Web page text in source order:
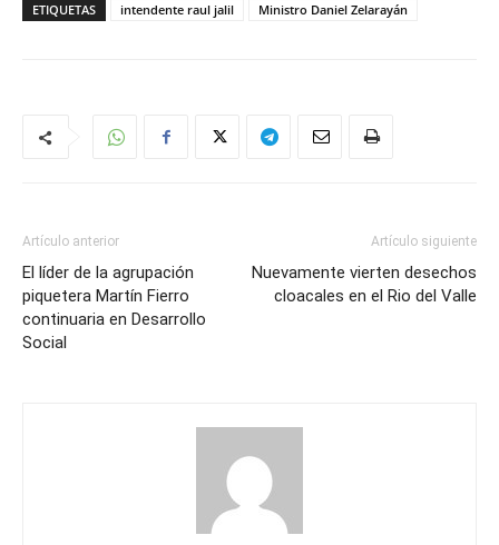
ETIQUETAS intendente raul jalil Ministro Daniel Zelarayán
Artículo anterior
El líder de la agrupación
piquetera Martín Fierro
continuaria en Desarrollo
Social
Artículo siguiente
Nuevamente vierten desechos
cloacales en el Rio del Valle